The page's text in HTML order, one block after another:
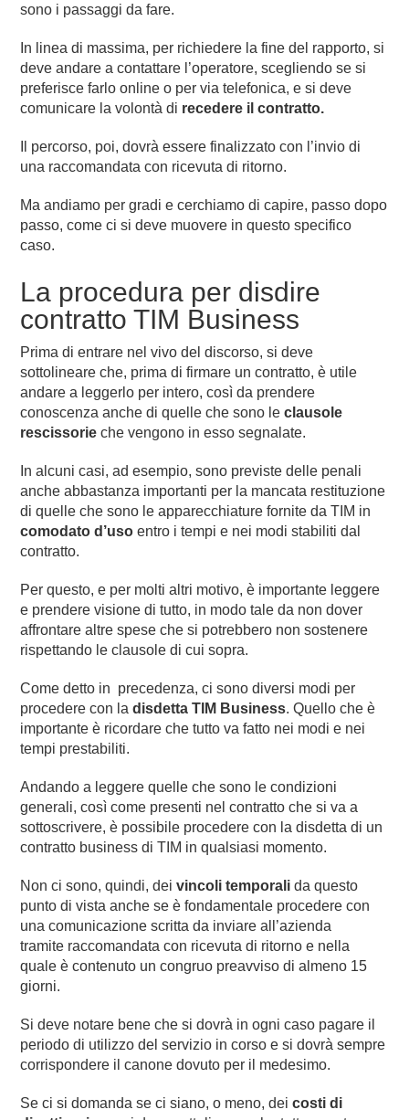
sono i passaggi da fare.
In linea di massima, per richiedere la fine del rapporto, si
deve andare a contattare l’operatore, scegliendo se si
preferisce farlo online o per via telefonica, e si deve
comunicare la volontà di recedere il contratto.
Il percorso, poi, dovrà essere finalizzato con l’invio di
una raccomandata con ricevuta di ritorno.
Ma andiamo per gradi e cerchiamo di capire, passo dopo
passo, come ci si deve muovere in questo specifico
caso.
La procedura per disdire
contratto TIM Business
Prima di entrare nel vivo del discorso, si deve
sottolineare che, prima di firmare un contratto, è utile
andare a leggerlo per intero, così da prendere
conoscenza anche di quelle che sono leclausole
rescissorie che vengono in esso segnalate.
In alcuni casi, ad esempio, sono previste delle penali
anche abbastanza importanti per la mancata restituzione
di quelle che sono le apparecchiature fornite da TIM in
comodato d’uso entro i tempi e nei modi stabiliti dal
contratto.
Per questo, e per molti altri motivo, è importante leggere
e prendere visione di tutto, in modo tale da non dover
affrontare altre spese che si potrebbero non sostenere
rispettando le clausole di cui sopra.
Come detto in precedenza, ci sono diversi modi per
procedere con la disdetta TIM Business. Quello che è
importante è ricordare che tutto va fatto nei modi e nei
tempi prestabiliti.
Andando a leggere quelle che sono le condizioni
generali, così come presenti nel contratto che si va a
sottoscrivere, è possibile procedere con la disdetta di un
contratto business di TIM in qualsiasi momento.
Non ci sono, quindi, deivincoli temporali da questo
punto di vista anche se è fondamentale procedere con
una comunicazione scritta da inviare all’azienda
tramite raccomandata con ricevuta di ritorno e nella
quale è contenuto un congruo preavviso di almeno 15
giorni.
Si deve notare bene che si dovrà in ogni caso pagare il
periodo di utilizzo del servizio in corso e si dovrà sempre
corrispondere il canone dovuto per il medesimo.
Se ci si domanda se ci siano, o meno, deicosti di